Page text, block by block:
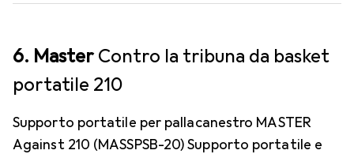
6. MasterContro la tribuna da basket
portatile 210
Supporto portatile per pallacanestro MASTER
Against 210 (MASSPSB-20) Supporto portatile e